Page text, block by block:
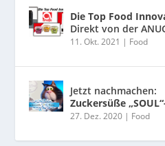
Die Top Food
Direkt von der
11. Okt. 2021 | Food
Jetzt nachmachen:
Zuckersüße
27. Dez. 2020 | Food